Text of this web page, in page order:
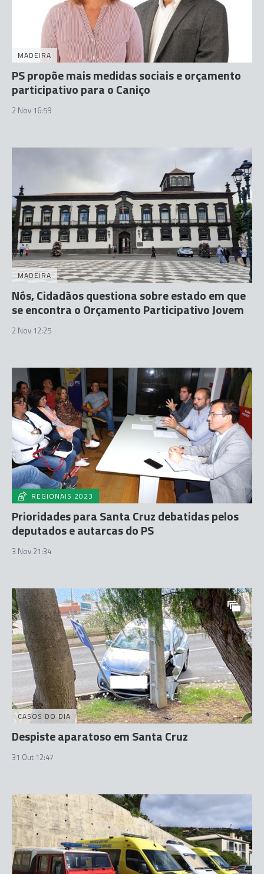
MADEIRA
PS propõe mais medidas sociais e orçamento
participativo para o Caniço
2 Nov 16:59
MADEIRA
Nós, Cidadãos questiona sobre estado em que
se encontra o Orçamento Participativo Jovem
2 Nov 12:25
REGIONAIS 2023
Prioridades para Santa Cruz debatidas pelos
deputados e autarcas do PS
3 Nov 21:34
CASOS DO DIA
Despiste aparatoso em Santa Cruz
31 Out 12:47